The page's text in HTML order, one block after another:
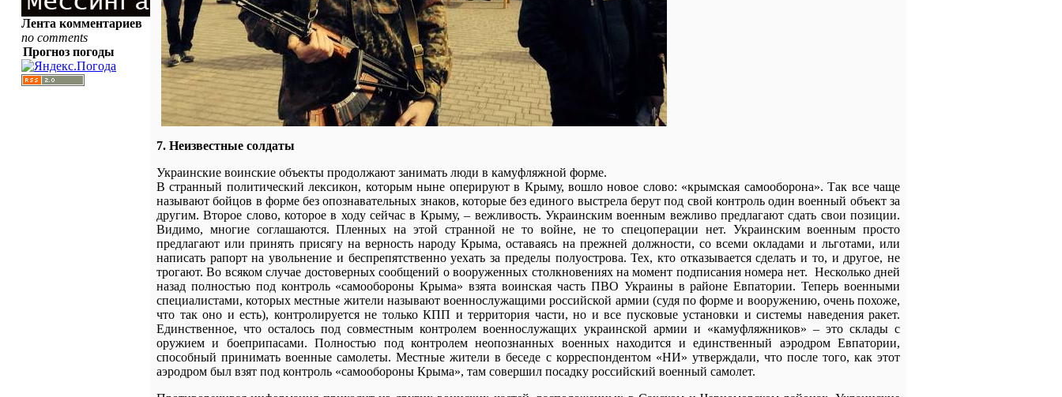
Лента комментариев
no comments
Прогноз погоды
7. Неизвестные солдаты
Украинские воинские объекты продолжают занимать люди в камуфляжной форме.
В странный политический лексикон, которым ныне оперируют в Крыму, вошло новое слово: «крымская самооборона». Так все чаще
называют бойцов в форме без опознавательных знаков, которые без единого выстрела берут под свой контроль один военный объект за
другим. Второе слово, которое в ходу сейчас в Крыму, – вежливость. Украинским военным вежливо предлагают сдать свои позиции.
Видимо, многие соглашаются. Пленных на этой странной не то войне, не то спецоперации нет. Украинским военным просто
предлагают или принять присягу на верность народу Крыма, оставаясь на прежней должности, со всеми окладами и льготами, или
написать рапорт на увольнение и беспрепятственно уехать за пределы полуострова. Тех, кто отказывается сделать и то, и другое, не
трогают. Во всяком случае достоверных сообщений о вооруженных столкновениях на момент подписания номера нет. Несколько дней
назад полностью под контроль «самообороны Крыма» взята воинская часть ПВО Украины в районе Евпатории. Теперь военными
специалистами, которых местные жители называют военнослужащими российской армии (судя по форме и вооружению, очень похоже,
что так оно и есть), контролируется не только КПП и территория части, но и все пусковые установки и системы наведения ракет.
Единственное, что осталось под совместным контролем военнослужащих украинской армии и «камуфляжников» – это склады с
оружием и боеприпасами. Полностью под контролем неопознанных военных находится и единственный аэродром Евпатории,
способный принимать военные самолеты. Местные жители в беседе с корреспондентом «НИ» утверждали, что после того, как этот
аэродром был взят под контроль «самообороны Крыма», там совершил посадку российский военный самолет.